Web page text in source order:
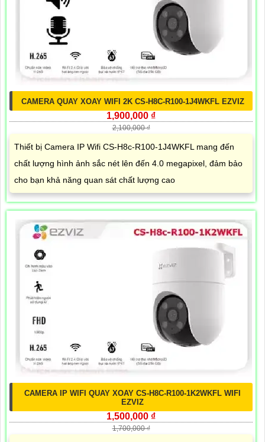
CAMERA QUAY XOAY WIFI 2K CS-H8C-R100-1J4WKFL EZVIZ
1,900,000 ₫
2,100,000 ₫
Thiết bị Camera IP Wifi CS-H8c-R100-1J4WKFL mang đến
chất lượng hình ảnh sắc nét lên đến 4.0 megapixel, đảm bảo
cho bạn khả năng quan sát chất lượng cao
CAMERA IP WIFI QUAY XOAY CS-H8C-R100-1K2WKFL WIFI
EZVIZ
1,500,000 ₫
1,700,000 ₫